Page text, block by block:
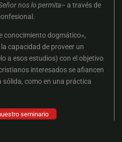
nos lo permita– a través de
conocimiento dogmático»,
capacidad de proveer un
a esos estudios) con el objetivo
interesados se afiancen
como en una práctica
seminario